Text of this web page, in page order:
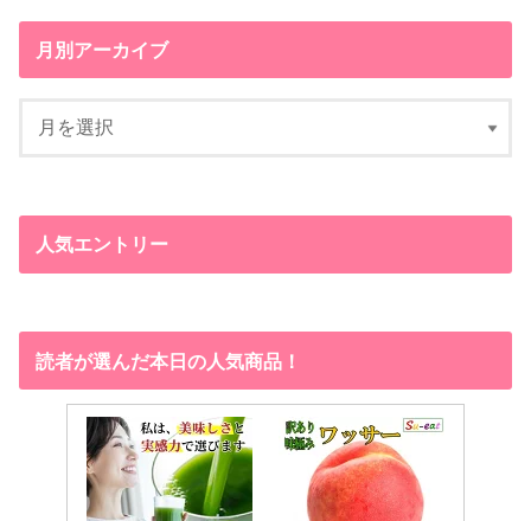
月別アーカイブ
人気エントリー
読者が選んだ本日の人気商品！